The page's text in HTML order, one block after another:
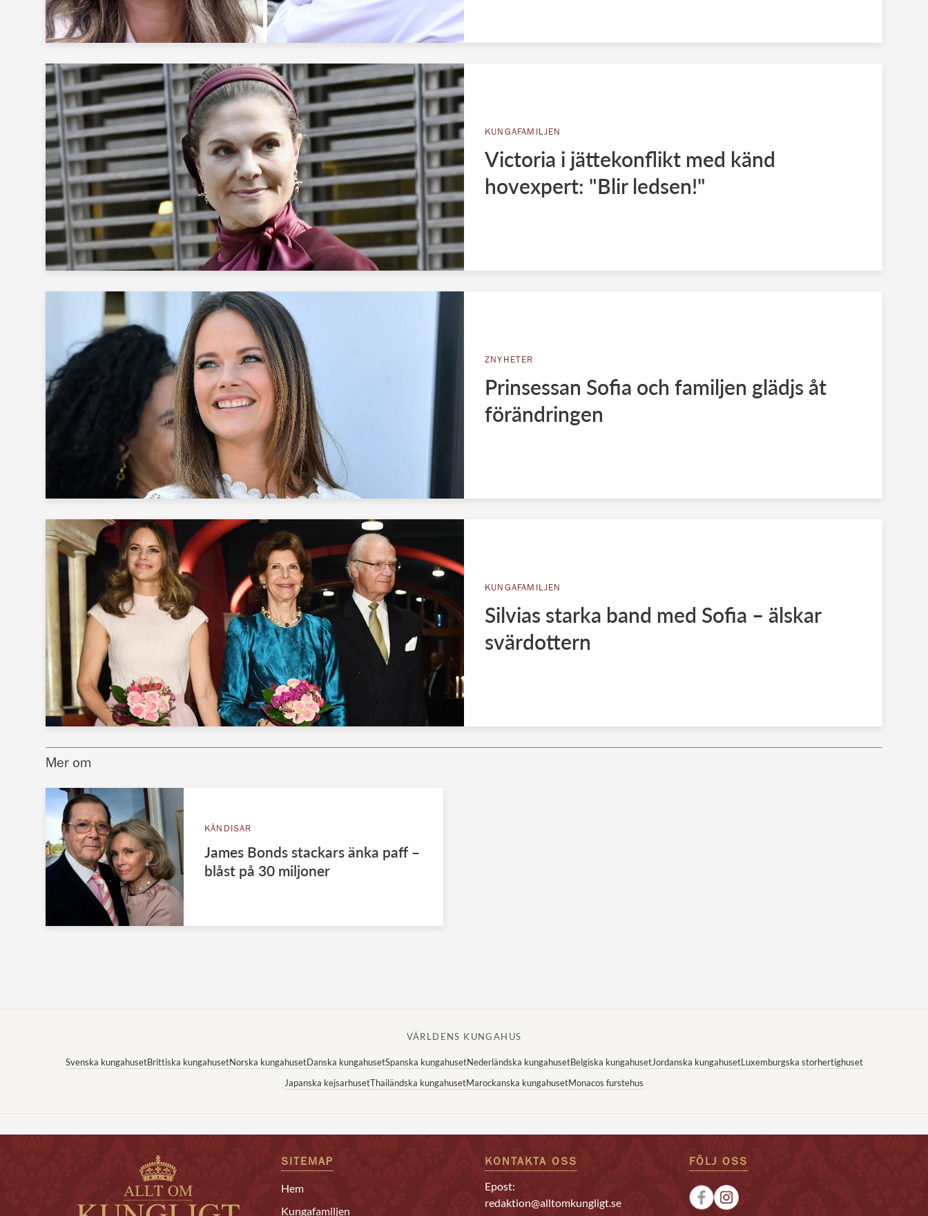
KUNGAFAMILJEN
Victoria i jättekonflikt med känd
hovexpert: "Blir ledsen!"
ZNYHETER
Prinsessan Sofia och familjen glädjs åt
förändringen
KUNGAFAMILJEN
Silvias starka band med Sofia – älskar
svärdottern
Mer om
KÄNDISAR
James Bonds stackars änka paff –
blåst på 30 miljoner
VÄRLDENS KUNGAHUS
Svenska kungahusetBrittiska kungahusetNorska kungahusetDanska kungahusetSpanska kungahusetNederländska kungahusetBelgiska kungahusetJordanska kungahusetLuxemburgska storhertighuset
Japanska kejsarhusetThailändska kungahusetMarockanska kungahusetMonacos furstehus
SITEMAP
Hem
Kungafamiljen
KONTAKTA OSS
Epost:
redaktion@alltomkungligt.se
FÖLJ OSS